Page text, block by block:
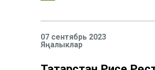
07 сентябрь 2023
Яңалыклар